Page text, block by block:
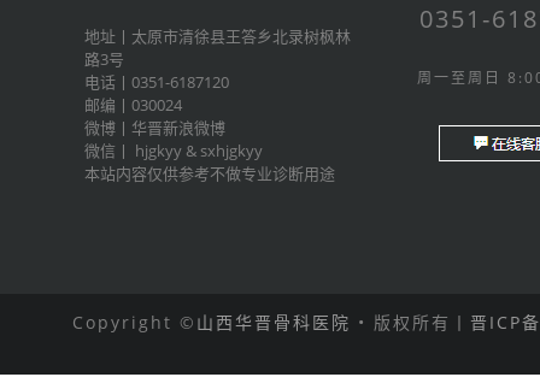
地址丨太原市清徐县王答乡北录树枫林
路3号
电话丨0351-6187120
邮编丨030024
微博丨 华晋新浪微博
微信丨 hjgkyy & sxhjgkyy
本站内容仅供参考不做专业诊断用途
0351-
周一至周日
Copyright © 山西华晋骨科医院 • 版权所有丨 晋ICP